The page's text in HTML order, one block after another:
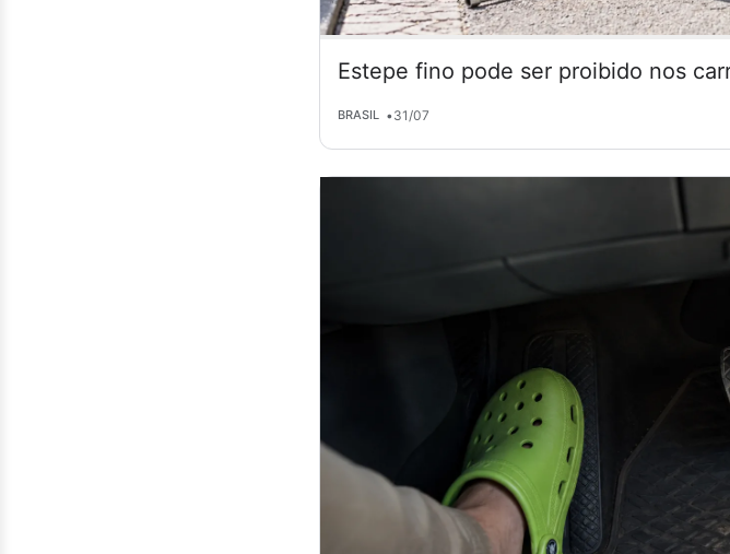
Estepe fino pode ser proibido nos
BRASIL •31/07